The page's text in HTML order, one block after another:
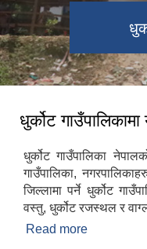
धुर्कोट
धुर्कोट गाउँपालिका
गाउँपालिका,
जिल्लामा पर्ने धुर्कोट
वस्तु, धुर्कोट रजस्थल र
Read more